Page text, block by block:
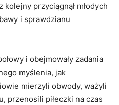
kolejny przyciągnął młodych
i sprawdzianu
i obejmowały zadania
myślenia, jak
mierzyli obwody, ważyli
przenosili piłeczki na czas